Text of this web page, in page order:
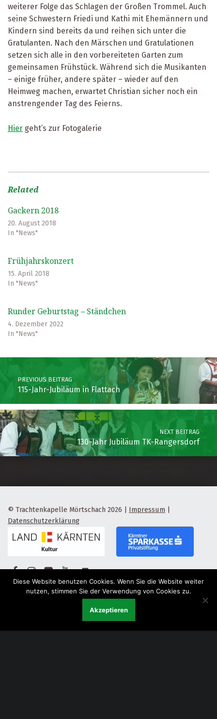
weiterer Folge das Schlagen der Großen Trommel. Auch
seine Schwestern Friedi und Kathi mit Ehemännern und
Kindern sind bereits da und reihen sich unter die
Gratulanten. Nach den Märschen und Gratulationen
setzen sich alle in den vorbereiteten Garten zum
gemeinsamen Frühstück. Während sich die Musikanten
– einige früher, andere später – wieder auf den
Heimweg machen, erwartet Christian sicher noch ein
anstrengender Tag des Feierns.
Hier geht’s zur Fotogalerie
Related
Gackern 2018
20. August 2018
In "News"
Frühjahrskonzert
15. April 2018
In "News"
Runder Geburtstag – Ständchen
4. Dezember 2022
In "News"
Post navigation
PREVIOUS BEITRAG
115-Jahr-Jubiläum in Flattach
NEXT BEITRAG
130-Jahr Jubiläum TK-Rangersdorf
© Trachtenkapelle Mörtschach 2026 | Impressum |
Datenschutzerklärung
Diese Website benutzen Cookies. Wenn Sie die Website weiter
nutzen, stimmen Sie der Verwendung von Cookies zu.
Akzeptieren